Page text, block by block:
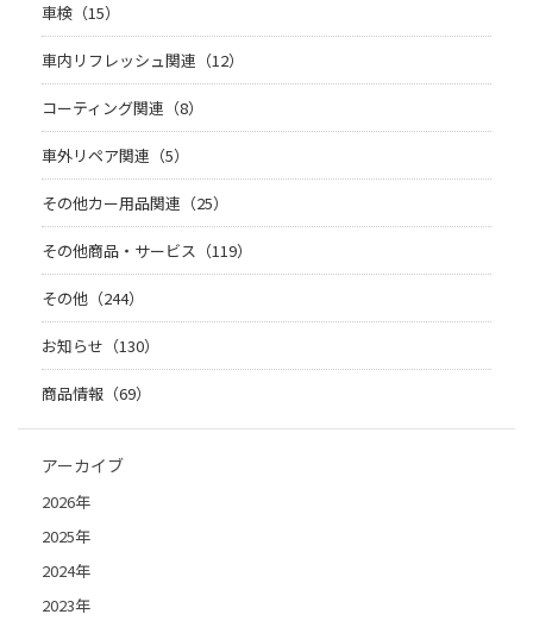
車検（15）
車内リフレッシュ関連（12）
コーティング関連（8）
車外リペア関連（5）
その他カー用品関連（25）
その他商品・サービス（119）
その他（244）
お知らせ（130）
商品情報（69）
アーカイブ
2026年
2025年
2024年
2023年